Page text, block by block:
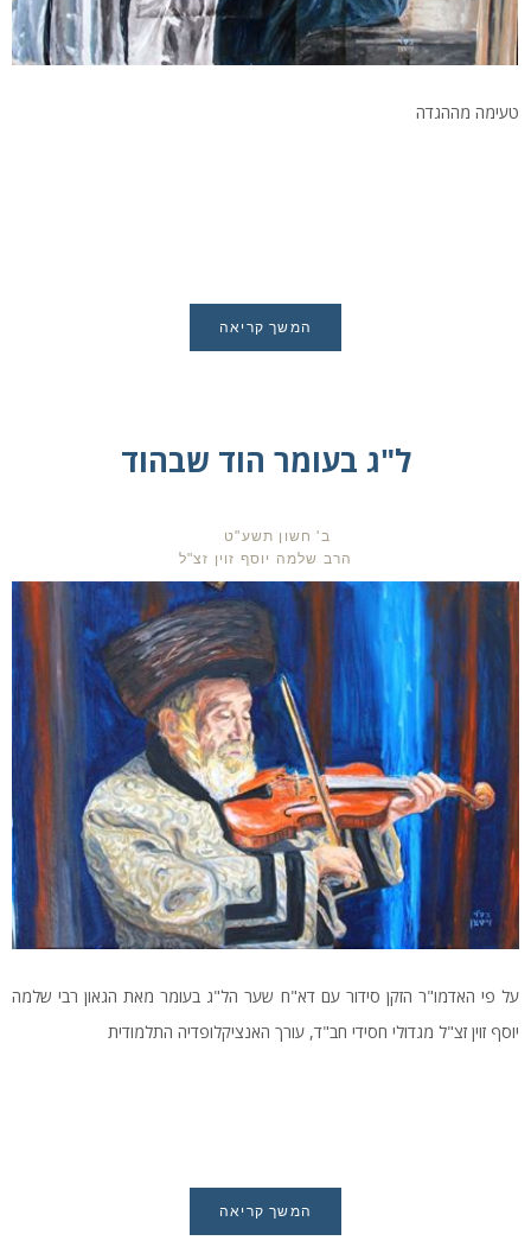
טעימה מההגדה
המשך קריאה
ל"ג בעומר הוד שבהוד
ב' חשון תשע"ט
הרב שלמה יוסף זוין זצ"ל
על פי האדמו"ר הזקן סידור עם דא"ח שער הל"ג בעומר מאת הגאון רבי שלמה
יוסף זוין זצ"ל מגדולי חסידי חב"ד, עורך האנציקלופדיה התלמודית
המשך קריאה